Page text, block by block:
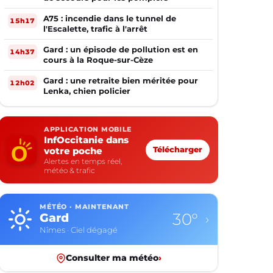
15h17
A75 : incendie dans le tunnel de
l'Escalette, trafic à l'arrêt
14h37
Gard : un épisode de pollution est en
cours à la Roque-sur-Cèze
12h02
Gard : une retraite bien méritée pour
Lenka, chien policier
APPLICATION MOBILE
InfOccitanie dans
votre poche
Alertes en temps réel,
météo & trafic
Télécharger
MÉTÉO · MAINTENANT
Gard
Nîmes · Ciel dégagé
30° ›
Consulter ma météo›